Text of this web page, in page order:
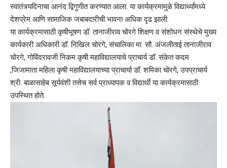
स्वातंत्र्यदिनाचा आनंद द्विगुणीत करण्यात आला. या कार्यक्रमामुळे विद्यार्थ्यांमध्ये
देशप्रेम आणि सामाजिक जबाबदारीची भावना अधिक दृढ झाली.
या कार्यक्रमासाठी कृषीभूषण डॉ. तानाजीराव चोरगे शिक्षण व संशोधन संस्थेचे मुख्य
कार्यकारी अधिकारी डॉ. निखिल चोरगे, संचालिका मा. सौ. अंजलीताई तानाजीराव
चोरगे, गोविंदरावजी निकम कृषी महाविद्यालयाचे प्राचार्य डॉ. संकेत कदम
,जिजामाता महिला कृषी महाविद्यालयाच्या प्राचार्या डॉ. शमिका चोरगे, उपप्राचार्य
श्री. बाळासाहेब सूर्यवंशी तसेच सर्व प्राध्यापक व विद्यार्थी या कार्यक्रमासाठी
उपस्थित होते.